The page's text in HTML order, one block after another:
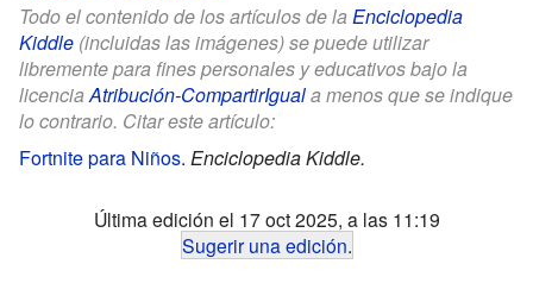
Todo el contenido de los artículos de la Enciclopedia
Kiddle (incluidas las imágenes) se puede utilizar
libremente para fines personales y educativos bajo la
licenciaAtribución-CompartirIguala menos que se indique
lo contrario. Citar este artículo:
Fortnite para Niños. Enciclopedia Kiddle.
Última edición el 17 oct 2025, a las 11:19
Sugerir una edición.